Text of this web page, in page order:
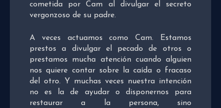
cometida por Cam al divulgar el secreto
vergonzoso de su padre.
A veces actuamos como Cam. Estamos
prestos a divulgar el pecado de otros o
prestamos mucha atención cuando alguien
nos quiere contar sobre la caída o fracaso
del otro. Y muchas veces nuestra intención
no es la de ayudar o disponernos para
restaurar a la persona, sino